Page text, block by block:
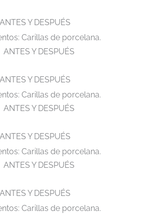
ANTES Y DESPUÉS
Carillas de porcelana.
ANTES Y DESPUÉS
Carillas de porcelana.
ANTES Y DESPUÉS
Carillas de porcelana.
ANTES Y DESPUÉS
Carillas de porcelana.